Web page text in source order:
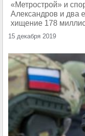
«Метрострой» и
Александров и два
хищение 178
15 декабря 2019